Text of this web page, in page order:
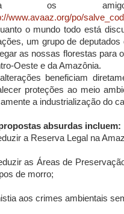
os
www.avaaz.org/po/
o mundo todo está
um grupo de
as nossas florestas para
Oeste e da Amazônia.
beneficiam
proteções ao meio
a industrialização do
absurdas incluem:
a Reserva Legal na
as Áreas de
de morro;
aos crimes ambientais